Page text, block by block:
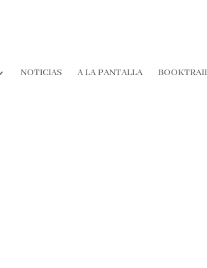
NOTICIAS A LA PANTALLA